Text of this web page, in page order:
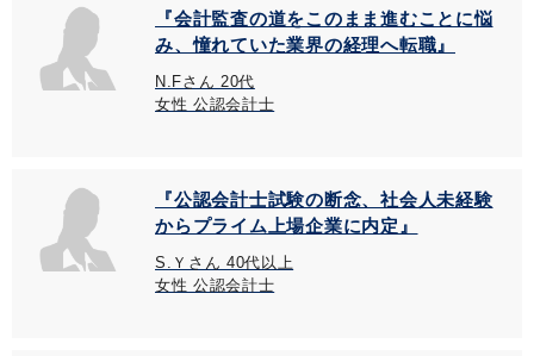
『会計監査の道をこのまま進むことに悩
み、憧れていた業界の経理へ転職』
N.Fさん 20代
女性 公認会計士
『公認会計士試験の断念、社会人未経験
からプライム上場企業に内定』
S.Ｙさん 40代以上
女性 公認会計士